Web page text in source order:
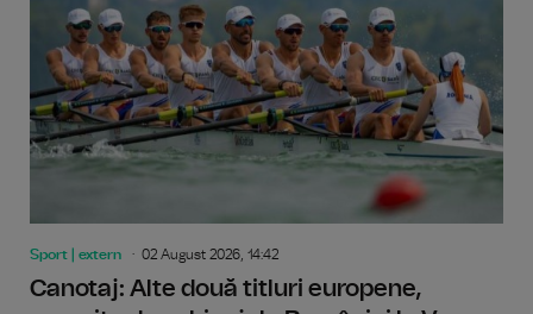
Sport | extern 02 August 2026, 14:42
Canotaj: Alte două titluri europene,